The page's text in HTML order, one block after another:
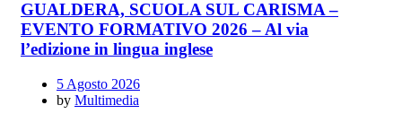
GUALDERA, SCUOLA SUL CARISMA –
EVENTO FORMATIVO 2026 – Al via
l’edizione in lingua inglese
5 Agosto 2026
by Multimedia